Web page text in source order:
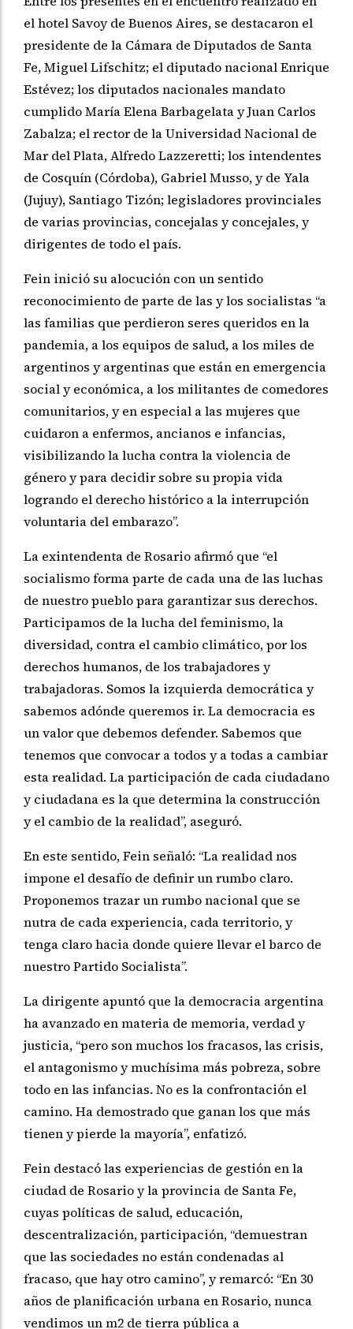
el hotel Savoy de Buenos Aires, se destacaron el
presidente de la Cámara de Diputados de Santa
Fe, Miguel Lifschitz; el diputado nacional Enrique
Estévez; los diputados nacionales mandato
cumplido María Elena Barbagelata y Juan Carlos
Zabalza; el rector de la Universidad Nacional de
Mar del Plata, Alfredo Lazzeretti; los intendentes
de Cosquín (Córdoba), Gabriel Musso, y de Yala
(Jujuy), Santiago Tizón; legisladores provinciales
de varias provincias, concejalas y concejales, y
dirigentes de todo el país.
Fein inició su alocución con un sentido
reconocimiento de parte de las y los socialistas “a
las familias que perdieron seres queridos en la
pandemia, a los equipos de salud, a los miles de
argentinos y argentinas que están en emergencia
social y económica, a los militantes de comedores
comunitarios, y en especial a las mujeres que
cuidaron a enfermos, ancianos e infancias,
visibilizando la lucha contra la violencia de
género y para decidir sobre su propia vida
logrando el derecho histórico a la interrupción
voluntaria del embarazo”.
La exintendenta de Rosario afirmó que “el
socialismo forma parte de cada una de las luchas
de nuestro pueblo para garantizar sus derechos.
Participamos de la lucha del feminismo, la
diversidad, contra el cambio climático, por los
derechos humanos, de los trabajadores y
trabajadoras. Somos la izquierda democrática y
sabemos adónde queremos ir. La democracia es
un valor que debemos defender. Sabemos que
tenemos que convocar a todos y a todas a cambiar
esta realidad. La participación de cada ciudadano
y ciudadana es la que determina la construcción
y el cambio de la realidad”, aseguró.
En este sentido, Fein señaló: “La realidad nos
impone el desafío de definir un rumbo claro.
Proponemos trazar un rumbo nacional que se
nutra de cada experiencia, cada territorio, y
tenga claro hacia donde quiere llevar el barco de
nuestro Partido Socialista”.
La dirigente apuntó que la democracia argentina
ha avanzado en materia de memoria, verdad y
justicia, “pero son muchos los fracasos, las crisis,
el antagonismo y muchísima más pobreza, sobre
todo en las infancias. No es la confrontación el
camino. Ha demostrado que ganan los que más
tienen y pierde la mayoría”, enfatizó.
Fein destacó las experiencias de gestión en la
ciudad de Rosario y la provincia de Santa Fe,
cuyas políticas de salud, educación,
descentralización, participación, “demuestran
que las sociedades no están condenadas al
fracaso, que hay otro camino”, y remarcó: “En 30
años de planificación urbana en Rosario, nunca
vendimos un m2 de tierra pública a